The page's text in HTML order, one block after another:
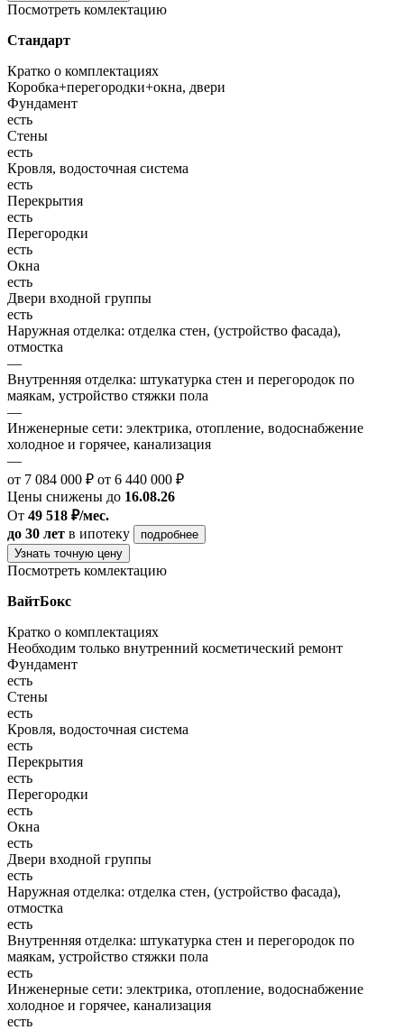
Посмотреть комлектацию
Стандарт
Кратко о комплектациях
Коробка+перегородки+окна, двери
Фундамент
есть
Стены
есть
Кровля, водосточная система
есть
Перекрытия
есть
Перегородки
есть
Окна
есть
Двери входной группы
есть
Наружная отделка: отделка стен, (устройство фасада),
отмостка
—
Внутренняя отделка: штукатурка стен и перегородок по
маякам, устройство стяжки пола
—
Инженерные сети: электрика, отопление, водоснабжение
холодное и горячее, канализация
—
от 7 084 000 ₽ от 6 440 000 ₽
Цены снижены до 16.08.26
От 49 518 ₽/мес.
до 30 лет в ипотеку
подробнее
Узнать точную цену
Посмотреть комлектацию
ВайтБокс
Кратко о комплектациях
Необходим только внутренний косметический ремонт
Фундамент
есть
Стены
есть
Кровля, водосточная система
есть
Перекрытия
есть
Перегородки
есть
Окна
есть
Двери входной группы
есть
Наружная отделка: отделка стен, (устройство фасада),
отмостка
есть
Внутренняя отделка: штукатурка стен и перегородок по
маякам, устройство стяжки пола
есть
Инженерные сети: электрика, отопление, водоснабжение
холодное и горячее, канализация
есть